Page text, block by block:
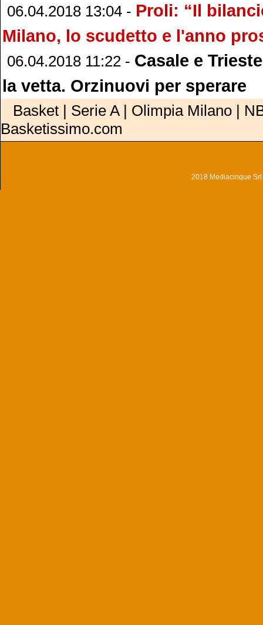
06.04.2018 13:04 - Proli: “Il
Milano, lo scudetto e l'anno
06.04.2018 11:22 - Casale e
la vetta. Orzinuovi per sperare
Basket | Serie A | Olimpia Milano |
Basketissimo.com
2018 Mediacinque Srl